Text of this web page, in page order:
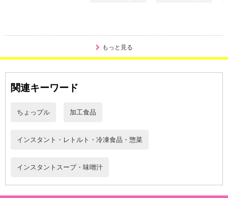
もっと見る
関連キーワード
ちょっプル 加工食品
インスタント・レトルト・冷凍食品・惣菜
インスタントスープ・味噌汁